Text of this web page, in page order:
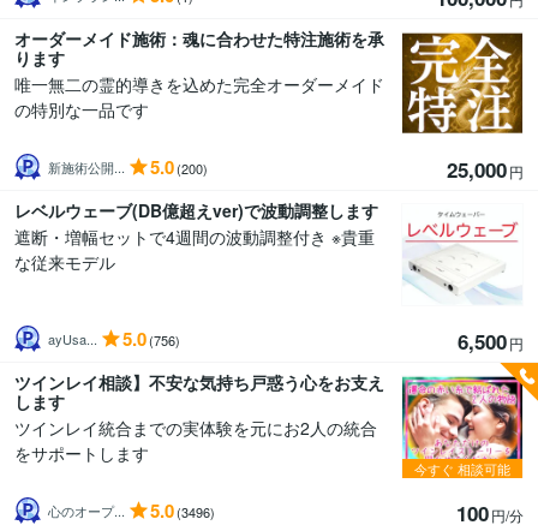
オーダーメイド施術：魂に合わせた特注施術を承
ります
唯一無二の霊的導きを込めた完全オーダーメイド
の特別な一品です
新施術公開... 5.0(200) 25,000円
レベルウェーブ(DB億超えver)で波動調整します
遮断・増幅セットで4週間の波動調整付き ※貴重
な従来モデル
ayUsa... 5.0(756) 6,500円
ツインレイ相談】不安な気持ち戸惑う心をお支え
します
ツインレイ統合までの実体験を元にお2人の統合
をサポートします
心のオープ... 5.0(3496) 100円/分
今すぐ 相談可能